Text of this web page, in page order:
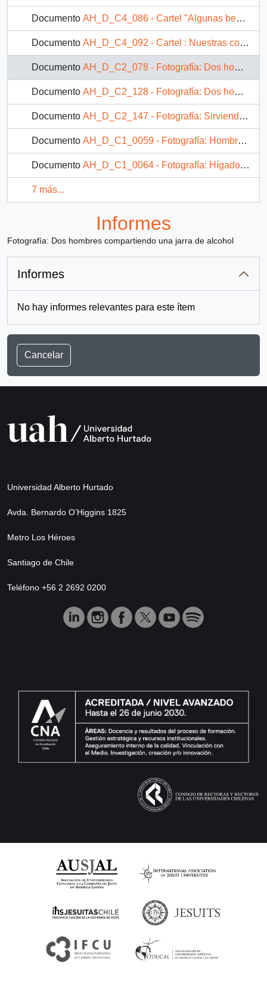
Documento AH_D_C4_086 - Cartel "Algunas bebidas"
Documento AH_D_C4_092 - Cartel : Nuestras conclusiones
Documento AH_D_C2_078 - Fotografía: Dos hombres compartiendo una jarra de alcohol
Documento AH_D_C2_128 - Fotografía: Dos hombres compartiendo alcohol
Documento AH_D_C2_147 - Fotografía: Sirviendo alcohol
Documento AH_D_C1_0059 - Fotografía: Hombre sirviendo un vaso de licor
Documento AH_D_C1_0064 - Fotografía: Hígado sano e hígado con cirrosis
7 más...
Informes
Fotografía: Dos hombres compartiendo una jarra de alcohol
Informes
No hay informes relevantes para este ítem
Cancelar
Universidad Alberto Hurtado
Avda. Bernardo O’Higgins 1825
Metro Los Héroes
Santiago de Chile
Teléfono +56 2 2692 0200